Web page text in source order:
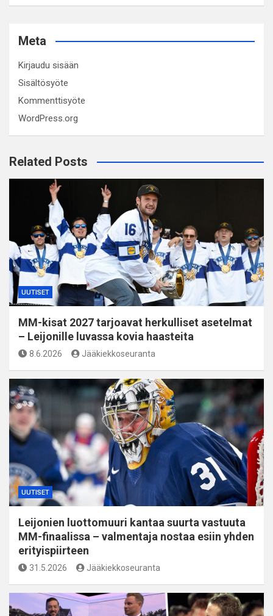
Meta
Kirjaudu sisään
Sisältösyöte
Kommenttisyöte
WordPress.org
Related Posts
UUTISET
MM-kisat 2027 tarjoavat herkulliset asetelmat
– Leijonille luvassa kovia haasteita
8.6.2026 Jääkiekkoseuranta
UUTISET
Leijonien luottomuuri kantaa suurta vastuuta
MM-finaalissa – valmentaja nostaa esiin yhden
erityispiirteen
31.5.2026 Jääkiekkoseuranta